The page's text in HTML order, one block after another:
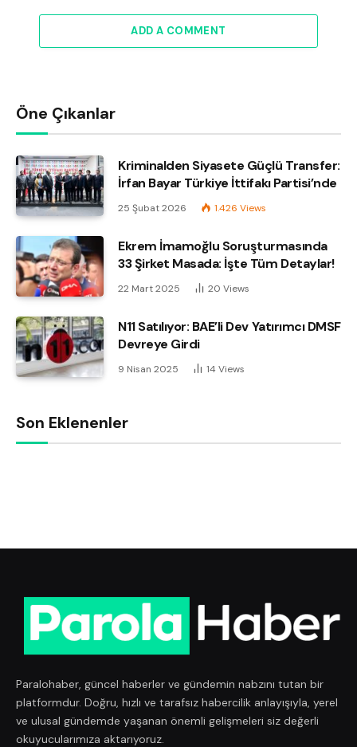
ADD A COMMENT
Öne Çıkanlar
Kriminalden Siyasete Güçlü Transfer:
İrfan Bayar Türkiye İttifakı Partisi’nde
25 Şubat 2026 1.426 Views
Ekrem İmamoğlu Soruşturmasında
33 Şirket Masada: İşte Tüm Detaylar!
22 Mart 2025 20 Views
N11 Satılıyor: BAE’li Dev Yatırımcı DMSF
Devreye Girdi
9 Nisan 2025 14 Views
Son Eklenenler
Paralohaber, güncel haberler ve gündemin nabzını tutan bir
platformdur. Doğru, hızlı ve tarafsız habercilik anlayışıyla, yerel
ve ulusal gündemde yaşanan önemli gelişmeleri siz değerli
okuyucularımıza aktarıyoruz.